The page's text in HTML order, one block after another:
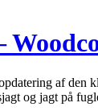
af den
og jagt på